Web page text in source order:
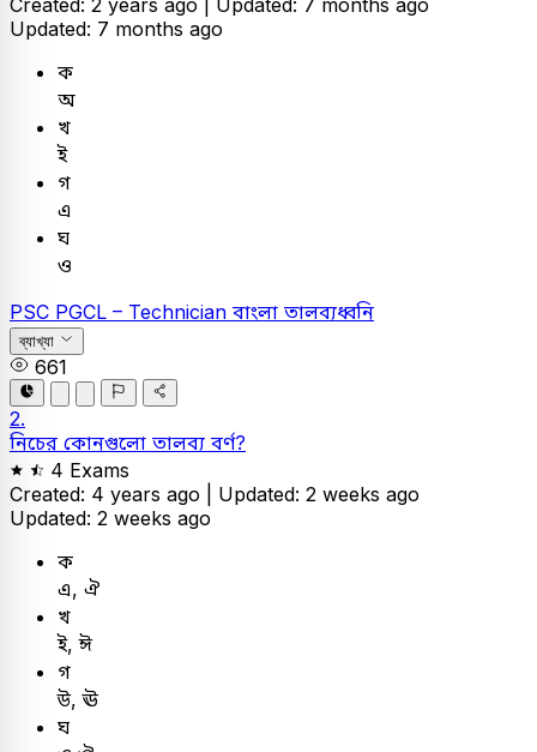
Created: 2 years ago | Updated: 7 months ago
Updated: 7 months ago
ক
অ
খ
ই
গ
এ
ঘ
ও
PSC PGCL – Technician বাংলা তালব্যধ্বনি
ব্যাখ্যা
661
2.
নিচের কোনগুলো তালব্য বর্ণ?
4 Exams
Created: 4 years ago | Updated: 2 weeks ago
Updated: 2 weeks ago
ক
এ, ঐ
খ
ই, ঈ
গ
উ, ঊ
ঘ